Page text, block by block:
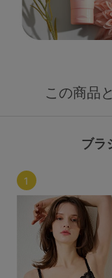
この商品
ブラ
1